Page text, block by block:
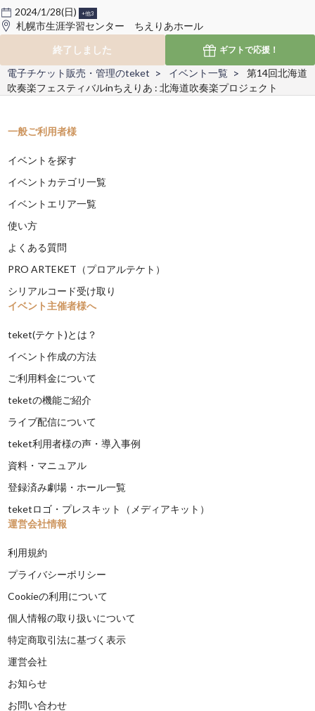
2024/1/28(日) +他3
札幌市生涯学習センター ちえりあホール
終了しました
ギフトで応援！
電子チケット販売・管理のteket イベント一覧
第14回北海道
吹奏楽フェスティバルinちえりあ : 北海道吹奏楽プロジェクト
一般ご利用者様
イベントを探す
イベントカテゴリ一覧
イベントエリア一覧
使い方
よくある質問
PRO ARTEKET（プロアルテケト）
シリアルコード受け取り
イベント主催者様へ
teket(テケト)とは？
イベント作成の方法
ご利用料金について
teketの機能ご紹介
ライブ配信について
teket利用者様の声・導入事例
資料・マニュアル
登録済み劇場・ホール一覧
teketロゴ・プレスキット（メディアキット）
運営会社情報
利用規約
プライバシーポリシー
Cookieの利用について
個人情報の取り扱いについて
特定商取引法に基づく表示
運営会社
お知らせ
お問い合わせ